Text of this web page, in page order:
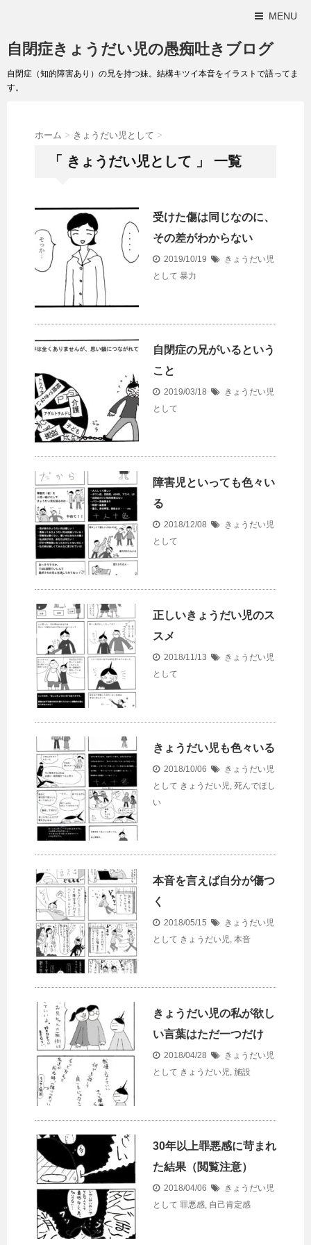
MENU
自閉症きょうだい児の愚痴吐きブログ
自閉症（知的障害あり）の兄を持つ妹。結構キツイ本音をイラストで語ってま
す。
ホーム > きょうだい児として >
「 きょうだい児として 」 一覧
受けた傷は同じなのに、
その差がわからない
2019/10/19
きょうだい児
として 暴力
自閉症の兄がいるという
こと
2019/03/18
きょうだい児
として
障害児といっても色々い
る
2018/12/08
きょうだい児
として
正しいきょうだい児のス
スメ
2018/11/13
きょうだい児
として
きょうだい児も色々いる
2018/10/06
きょうだい児
として きょうだい児, 死んでほし
い
本音を言えば自分が傷つ
く
2018/05/15
きょうだい児
として きょうだい児, 本音
きょうだい児の私が欲し
い言葉はただ一つだけ
2018/04/28
きょうだい児
として きょうだい児, 施設
30年以上罪悪感に苛まれ
た結果（閲覧注意）
2018/04/06
きょうだい児
として 罪悪感, 自己肯定感